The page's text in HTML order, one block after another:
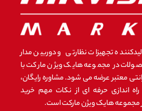
تجهیزات نظارتی و دوربین مدار
در مجموعه هایک ویژن مارکت با
معتبر عرضه می شود. مشاوره رایگان،
اندازی حرفه ای از نکات مهم خرید
مجموعه هایک ویژن مارکت است.